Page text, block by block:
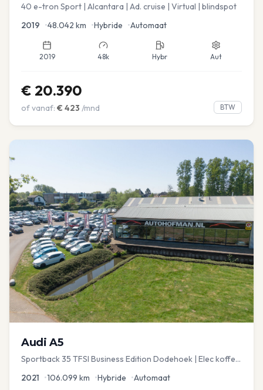
40 e-tron Sport | Alcantara | Ad. cruise | Virtual | blindspot
2019 •48.042 km •Hybride •Automaat
2019 48k Hybr Aut
€ 20.390
of vanaf: € 423 /mnd BTW
Audi A5
Sportback 35 TFSI Business Edition Dodehoek | Elec koffer
2021 •106.099 km •Hybride •Automaat